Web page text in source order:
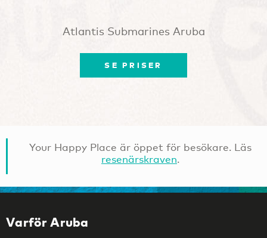
Atlantis Submarines Aruba
SE PRISER
Your Happy Place är öppet för besökare. Läs
resenärskraven.
Varför Aruba